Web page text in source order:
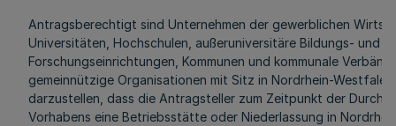
Antragsberechtigt sind Unternehmen der gewerblichen
Universitäten, Hochschulen, außeruniversitäre Bildungs- und
Forschungseinrichtungen, Kommunen und kommunale
gemeinnützige Organisationen mit Sitz in Nordrhein-
darzustellen, dass die Antragsteller zum Zeitpunkt der
Vorhabens eine Betriebsstätte oder Niederlassung in